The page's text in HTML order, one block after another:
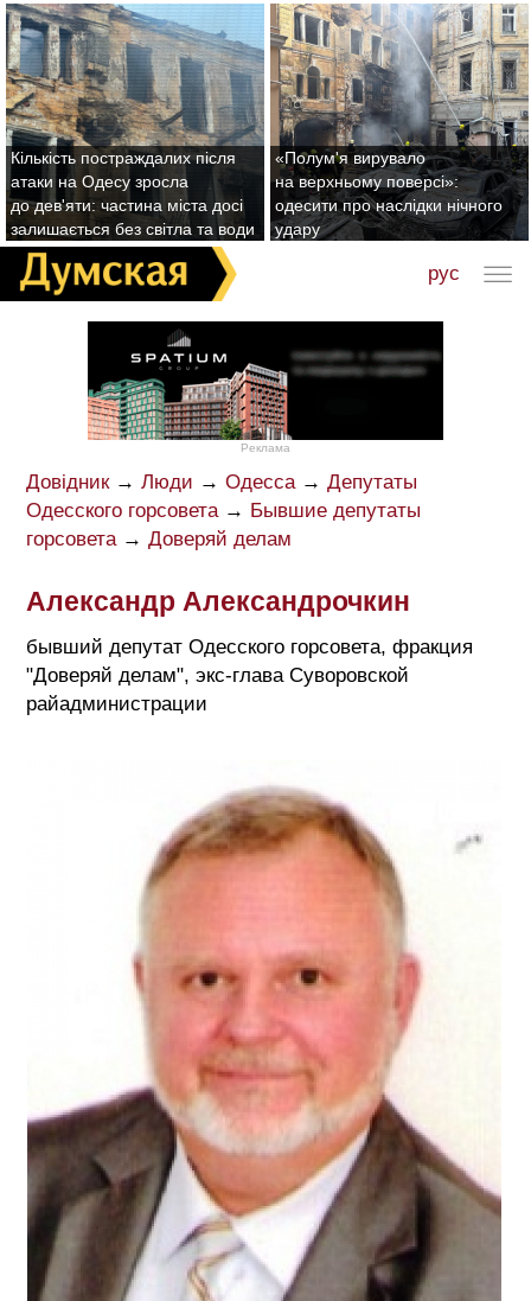
Кількість постраждалих після
атаки на Одесу зросла
до дев'яти: частина міста досі
залишається без світла та води
«Полум'я вирувало
на верхньому поверсі»:
одесити про наслідки нічного
удару
рус
Реклама
Довідник→ Люди → Одесса → Депутаты
Одесского горсовета → Бывшие депутаты
горсовета → Доверяй делам
Александр Александрочкин
бывший депутат Одесского горсовета, фракция
"Доверяй делам", экс-глава Суворовской
райадминистрации